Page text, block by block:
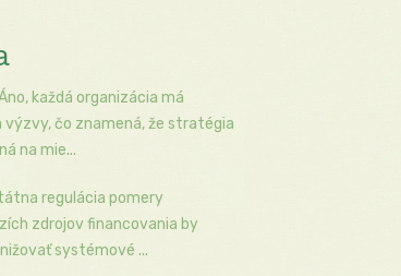
každá organizácia má
výzvy, čo znamená, že stratégia
na mie...
regulácia pomery
zdrojov financovania by
systémové ...